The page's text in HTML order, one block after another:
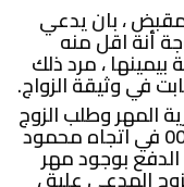
، بان يدعي
أنة اقل منه
بيمينها ، مرد ذلك
في وثيقة الزواج.
المهر وطلب الزوج
استرداد المهر الحقيقي لا الصوري 000 في اتجاه محمود
الدفع بوجود مهر